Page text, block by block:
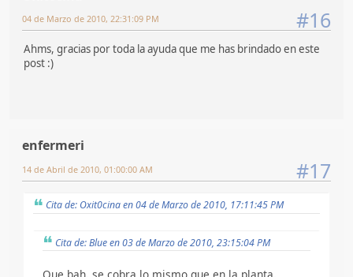
#16
04 de Marzo de 2010, 22:31:09 PM
Ahms, gracias por toda la ayuda que me has brindado en este
post :)
enfermeri
#17
14 de Abril de 2010, 01:00:00 AM
Cita de: Oxit0cina en 04 de Marzo de 2010, 17:11:45 PM
Cita de: Blue en 03 de Marzo de 2010, 23:15:04 PM